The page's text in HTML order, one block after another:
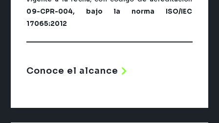
09-CPR-004, bajo la norma ISO/IEC
17065:2012
Conoce el alcance